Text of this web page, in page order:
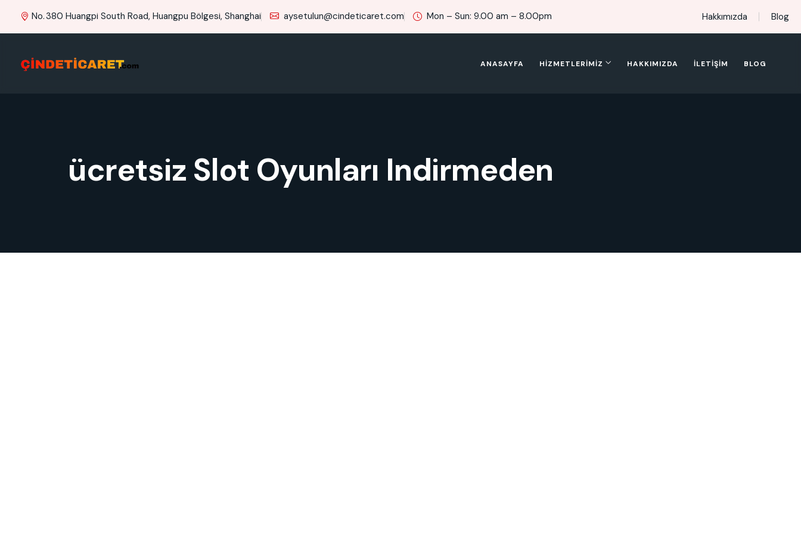
No. 380 Huangpi South Road, Huangpu Bölgesi, Shanghai aysetulun@cindeticaret.com Mon – Sun: 9.00 am – 8.00pm Hakkımızda Blog
ANASAYFA HIZMETLERIMIZ HAKKIMIZDA İLETIŞIM BLOG
ücretsiz Slot Oyunları Indirmeden